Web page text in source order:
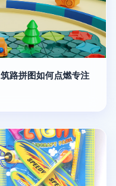
路拼图如何点燃专注